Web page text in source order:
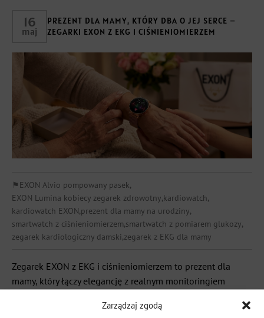
Zarządzaj zgodą
16
maj
PREZENT DLA MAMY, KTÓRY DBA O JEJ SERCE –
ZEGARKI EXON Z EKG I CIŚNIENIOMIERZEM
⚑ EXON Alvio pompowany pasek,
EXON Lumina kobiecy zegarek zdrowotny,kardiowatch,
kardiowatch EXON,prezent dla mamy na urodziny,
smartwatch z ciśnieniomierzem,smartwatch z pomiarem glukozy,
zegarek kardiologiczny damski,zegarek z EKG dla mamy
Zegarek EXON z EKG i ciśnieniomierzem to prezent dla
mamy, który łączy elegancję z realnym monitoringiem
bezpośrednio z nadgarstka. Według danych GUS choroby